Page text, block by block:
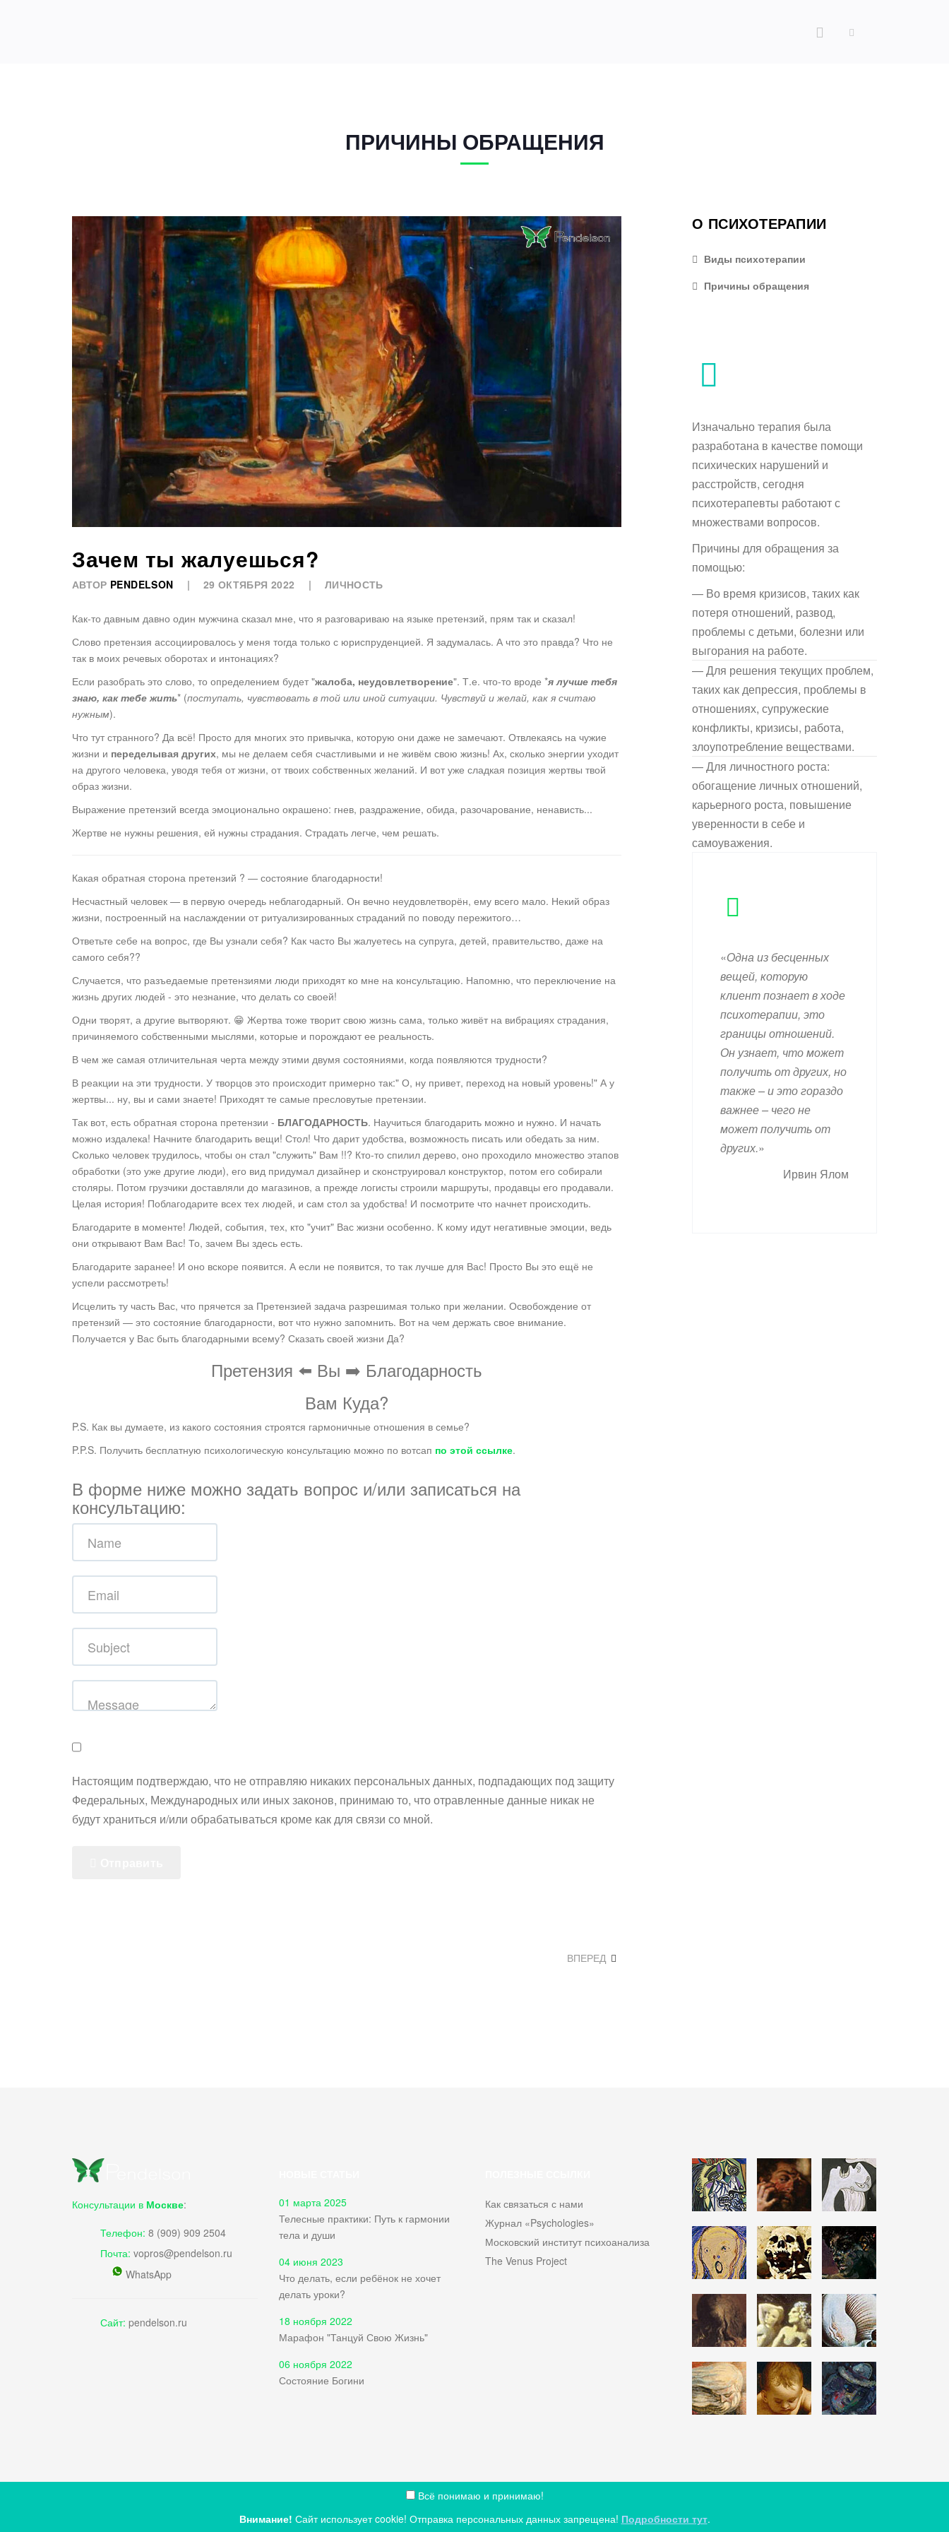
ПРИЧИНЫ ОБРАЩЕНИЯ
Зачем ты жалуешься?
АВТОР PENDELSON 29 ОКТЯБРЯ 2022 ЛИЧНОСТЬ
Как-то давным давно один мужчина сказал мне, что я разговариваю на языке претензий, прям так и сказал!
Слово претензия ассоциировалось у меня тогда только с юриспруденцией. Я задумалась. А что это правда? Что не
так в моих речевых оборотах и интонациях?
Если разобрать это слово, то определением будет "жалоба, неудовлетворение". Т.е. что-то вроде *я лучше тебя
знаю, как тебе жить* (поступать, чувствовать в той или иной ситуации. Чувствуй и желай, как я считаю
нужным).
Что тут странного? Да всё! Просто для многих это привычка, которую они даже не замечают. Отвлекаясь на чужие
жизни и переделывая других, мы не делаем себя счастливыми и не живём свою жизнь! Ах, сколько энергии уходит
на другого человека, уводя тебя от жизни, от твоих собственных желаний. И вот уже сладкая позиция жертвы твой
образ жизни.
Выражение претензий всегда эмоционально окрашено: гнев, раздражение, обида, разочарование, ненависть...
Жертве не нужны решения, ей нужны страдания. Страдать легче, чем решать.
Какая обратная сторона претензий ? — состояние благодарности!
Несчастный человек — в первую очередь неблагодарный. Он вечно неудовлетворён, ему всего мало. Некий образ
жизни, построенный на наслаждении от ритуализированных страданий по поводу пережитого…
Ответьте себе на вопрос, где Вы узнали себя? Как часто Вы жалуетесь на супруга, детей, правительство, даже на
самого себя??
Случается, что разъедаемые претензиями люди приходят ко мне на консультацию. Напомню, что переключение на
жизнь других людей - это незнание, что делать со своей!
Одни творят, а другие вытворяют. 😁 Жертва тоже творит свою жизнь сама, только живёт на вибрациях страдания,
причиняемого собственными мыслями, которые и порождают ее реальность.
В чем же самая отличительная черта между этими двумя состояниями, когда появляются трудности?
В реакции на эти трудности. У творцов это происходит примерно так:" О, ну привет, переход на новый уровень!" А у
жертвы... ну, вы и сами знаете! Приходят те самые пресловутые претензии.
Так вот, есть обратная сторона претензии - БЛАГОДАРНОСТЬ. Научиться благодарить можно и нужно. И начать
можно издалека! Начните благодарить вещи! Стол! Что дарит удобства, возможность писать или обедать за ним.
Сколько человек трудилось, чтобы он стал "служить" Вам !!? Кто-то спилил дерево, оно проходило множество этапов
обработки (это уже другие люди), его вид придумал дизайнер и сконструировал конструктор, потом его собирали
столяры. Потом грузчики доставляли до магазинов, а прежде логисты строили маршруты, продавцы его продавали.
Целая история! Поблагодарите всех тех людей, и сам стол за удобства! И посмотрите что начнет происходить.
Благодарите в моменте! Людей, события, тех, кто "учит" Вас жизни особенно. К кому идут негативные эмоции, ведь
они открывают Вам Вас! То, зачем Вы здесь есть.
Благодарите заранее! И оно вскоре появится. А если не появится, то так лучше для Вас! Просто Вы это ещё не
успели рассмотреть!
Исцелить ту часть Вас, что прячется за Претензией задача разрешимая только при желании. Освобождение от
претензий — это состояние благодарности, вот что нужно запомнить. Вот на чем держать свое внимание.
Получается у Вас быть благодарными всему? Сказать своей жизни Да?
Претензия ⬅️ Вы ➡️ Благодарность
Вам Куда?
P.S. Как вы думаете, из какого состояния строятся гармоничные отношения в семье?
P.P.S. Получить бесплатную психологическую консультацию можно по вотсап по этой ссылке.
В форме ниже можно задать вопрос и/или записаться на
консультацию:
Настоящим подтверждаю, что не отправляю никаких персональных данных, подпадающих под защиту
Федеральных, Международных или иных законов, принимаю то, что отравленные данные никак не
будут храниться и/или обрабатываться кроме как для связи со мной.
ВПЕРЕД
О ПСИХОТЕРАПИИ
Виды психотерапии
Причины обращения
Изначально терапия была
разработана в качестве помощи
психических нарушений и
расстройств, сегодня
психотерапевты работают с
множествами вопросов.
Причины для обращения за
помощью:
— Во время кризисов, таких как
потеря отношений, развод,
проблемы с детьми, болезни или
выгорания на работе.
— Для решения текущих проблем,
таких как депрессия, проблемы в
отношениях, супружеские
конфликты, кризисы, работа,
злоупотребление веществами.
— Для личностного роста:
обогащение личных отношений,
карьерного роста, повышение
уверенности в себе и
самоуважения.
«Одна из бесценных
вещей, которую
клиент познает в ходе
психотерапии, это
границы отношений.
Он узнает, что может
получить от других, но
также – и это гораздо
важнее – чего не
может получить от
других.»
Ирвин Ялом
Консультации в Москве:
Телефон: 8 (909) 909 2504
Почта: vopros@pendelson.ru
WhatsApp
Сайт: pendelson.ru
01 марта 2025
Телесные практики: Путь к гармонии
тела и души
04 июня 2023
Что делать, если ребёнок не хочет
делать уроки?
18 ноября 2022
Марафон "Танцуй Свою Жизнь"
06 ноября 2022
Состояние Богини
Как связаться с нами
Журнал «Psychologies»
Московский институт психоанализа
The Venus Project
X33T11
Всё понимаю и принимаю!
Внимание! Сайт использует cookie! Отправка персональных данных запрещена! Подробности тут.